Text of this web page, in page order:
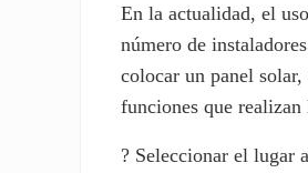
En la actualidad, el
número de
colocar un panel
funciones que realizan
? Seleccionar el lugar